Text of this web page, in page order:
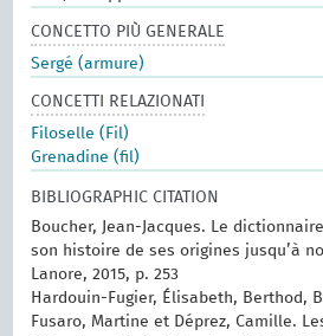
CONCETTO PIÙ GENERALE
Sergé (armure)
CONCETTI RELAZIONATI
Filoselle (Fil)
Grenadine (fil)
BIBLIOGRAPHIC CITATION
Boucher, Jean-Jacques. Le
son histoire de ses origines jusqu’à
Lanore, 2015, p. 253
Hardouin-Fugier, Élisabeth, Berthod,
Fusaro, Martine et Déprez, Camille.